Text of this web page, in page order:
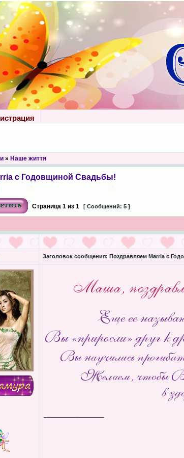
» Наше життя
с Годовщиной Свадьбы!
Страница 1из 1 [ Сообщений: 5 ]
Заголовок сообщения: Поздравляем Marria с